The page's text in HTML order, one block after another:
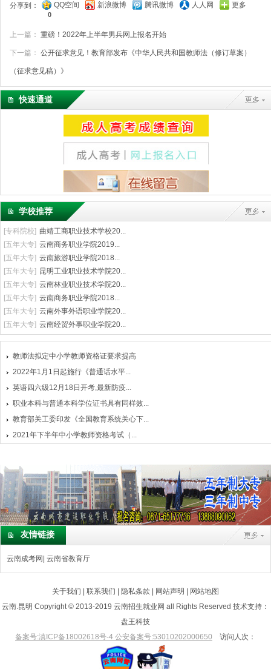
分享到： QQ空间 新浪微博 腾讯微博 人人网 更多
0
上一篇： 重磅！2022年上半年男兵网上报名开始
下一篇： 公开征求意见！教育部发布《中华人民共和国教师法（修订草案）
（征求意见稿）》
快速通道
学校推荐
[专科院校] 曲靖工商职业技术学校20...
[五年大专] 云南商务职业学院2019...
[五年大专] 云南旅游职业学院2018...
[五年大专] 昆明工业职业技术学院20...
[五年大专] 云南林业职业技术学院20...
[五年大专] 云南商务职业学院2018...
[五年大专] 云南外事外语职业学院20...
[五年大专] 云南经贸外事职业学院20...
教师法拟定中小学教师资格证要求提高
2022年1月1日起施行《普通话水平...
英语四六级12月18日开考,最新防疫...
职业本科与普通本科学位证书具有同样效...
教育部关工委印发《全国教育系统关心下...
2021年下半年中小学教师资格考试（...
友情链接
云南成考网 云南省教育厅
关于我们 联系我们 隐私条款 网站声明
网站地图
云南.昆明 Copyright © 2013-2019 云南招生就业网 all Rights Reserved 技术支持：
盘王科技
备案号:滇ICP备18002618号-4 公安备案号:53010202000650 访问人次：